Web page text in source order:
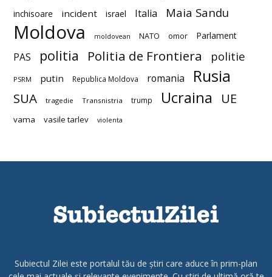
inchisoare incident israel Italia Maia Sandu
Moldova moldovean NATO omor Parlament
PAS politia Politia de Frontiera politie
PSRM putin Republica Moldova romania Rusia
SUA tragedie Transnistria trump Ucraina UE
vama vasile tarlev violenta
Subiectul Zilei este portalul tău de știri care aduce în prim-plan